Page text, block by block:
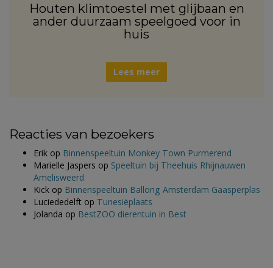
Houten klimtoestel met glijbaan en
ander duurzaam speelgoed voor in
huis
Lees meer
Reacties van bezoekers
Erik op Binnenspeeltuin Monkey Town Purmerend
Marielle Jaspers op Speeltuin bij Theehuis Rhijnauwen
Amelisweerd
Kick op Binnenspeeltuin Ballorig Amsterdam Gaasperplas
Luciededelft op Tunesiëplaats
Jolanda op BestZOO dierentuin in Best